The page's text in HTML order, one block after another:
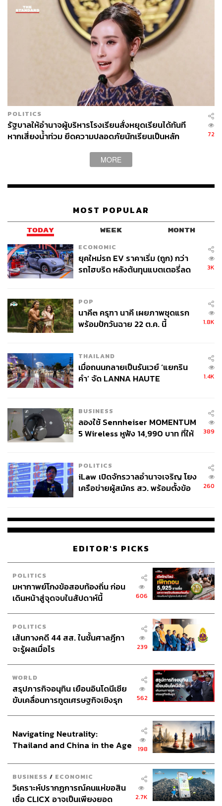
POLITICS
รัฐบาลให้อำนาจผู้บริหารโรงเรียนสั่งหยุดเรียนได้ทันที
หากเสี่ยงน้ำท่วม ยึดความปลอดภัยนักเรียนเป็นหลัก
72
MORE
MOST POPULAR
TODAY WEEK MONTH
ECONOMIC
ยุคใหม่รถ EV ราคาเริ่ม (ถูก) กว่า
รถไฮบริด หลังต้นทุนแบตเตอรี่ลด
3K
POP
นาคี๓ ครุฑา นาคี เผยภาพชุดแรก
พร้อมปักวันฉาย 22 ต.ค. นี้
1.8K
THAILAND
เมื่อถนนกลายเป็นรันเวย์ ‘แยกริน
คำ’ จัด LANNA HAUTE
1.4K
BUSINESS
ลองใช้ Sennheiser MOMENTUM
5 Wireless หูฟัง 14,990 บาท ที่ให้
389
POLITICS
iLaw เปิดจักรวาลอำนาจเจริญ โยง
เครือข่ายผู้สมัคร สว. พร้อมตั้งข้อ
260
EDITOR'S PICKS
POLITICS
มหากาพย์โกงข้อสอบท้องถิ่น ก่อน
เดินหน้าสู่จุดจบในสัปดาห์นี้
606
POLITICS
เส้นทางคดี 44 สส. ในชั้นศาลฎีกา
จะรู้ผลเมื่อไร
239
WORLD
สรุปภารกิจอนุทิน เยือนอินโดนีเซีย
ขับเคลื่อนการทูตเศรษฐกิจเชิงรุก
562
Navigating Neutrality:
Thailand and China in the Age
198
BUSINESS / ECONOMIC
วิเคราะห์ปรากฏการณ์คนแห่ขอสิน
เชื่อ CLICX อาจเป็นเพียงยอด
2.7K